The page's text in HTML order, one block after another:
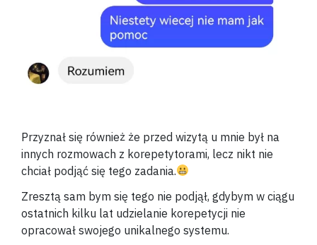
Przyznał się również że przed wizytą u mnie był na
innych rozmowach z korepetytorami, lecz nikt nie
chciał podjąć się tego zadania.
Zresztą sam bym się tego nie podjął, gdybym w ciągu
ostatnich kilku lat udzielanie korepetycji nie
opracował swojego unikalnego systemu.